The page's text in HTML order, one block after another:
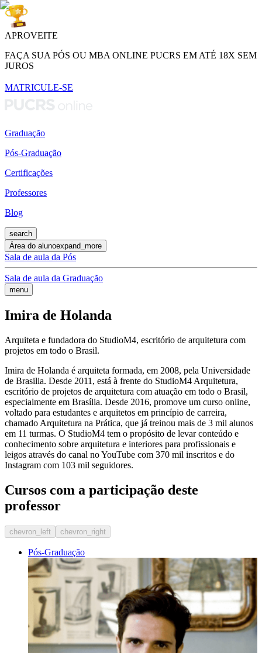
APROVEITE
FAÇA SUA PÓS OU MBA ONLINE PUCRS EM ATÉ 18X SEM
JUROS
MATRICULE-SE
Graduação
Pós-Graduação
Certificações
Professores
Blog
search
Área do alunoexpand_more
Sala de aula da Pós
Sala de aula da Graduação
menu
Imira de Holanda
Arquiteta e fundadora do StudioM4, escritório de arquitetura com
projetos em todo o Brasil.
Imira de Holanda é arquiteta formada, em 2008, pela Universidade
de Brasilia. Desde 2011, está à frente do StudioM4 Arquitetura,
escritório de projetos de arquitetura com atuação em todo o Brasil,
especialmente em Brasília. Desde 2016, promove um curso online,
voltado para estudantes e arquitetos em princípio de carreira,
chamado Arquitetura na Prática, que já treinou mais de 3 mil alunos
em 11 turmas. O StudioM4 tem o propósito de levar conteúdo e
conhecimento sobre arquitetura e interiores para profissionais e
leigos através do canal no YouTube com 370 mil inscritos e do
Instagram com 103 mil seguidores.
Cursos com a participação deste
professor
chevron_left chevron_right
Pós-Graduação